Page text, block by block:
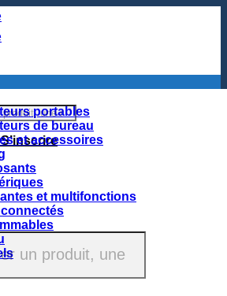
portables
de bureau
et accessoires
et multifonctions